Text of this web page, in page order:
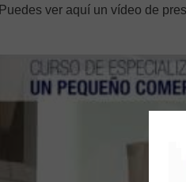
Puedes ver aquí un vídeo de